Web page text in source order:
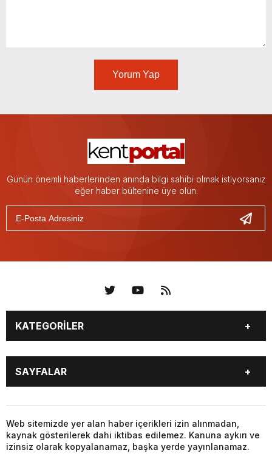
Yorum Yap
Günün önemli haberlerinden anında bilgi sahibi olmak istiyorsanız
eğer haber bültenine üye olun.
KATEGORİLER
KÜNYE BİZE ULAŞIN
SAYFALAR
Web sitemizde yer alan haber içerikleri izin alınmadan,
kaynak gösterilerek dahi iktibas edilemez. Kanuna aykırı ve
izinsiz olarak kopyalanamaz, başka yerde yayınlanamaz.